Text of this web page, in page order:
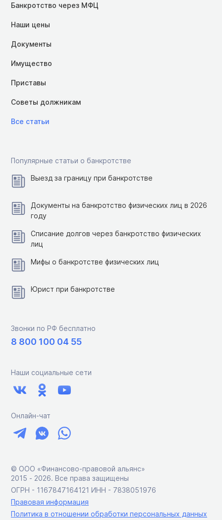
Банкротство через МФЦ
Наши цены
Документы
Имущество
Приставы
Советы должникам
Все статьи
Популярные статьи о банкротстве
Выезд за границу при банкротстве
Документы на банкротство физических лиц в 2026
году
Списание долгов через банкротство физических
лиц
Мифы о банкротстве физических лиц
Юрист при банкротстве
Звонки по РФ бесплатно
8 800 100 04 55
Наши социальные сети
Онлайн-чат
© ООО «Финансово-правовой альянс»
2015 ‑ 2026. Все права защищены
ОГРН - 1167847164121 ИНН - 7838051976
Правовая информация
Политика в отношении обработки персональных данных